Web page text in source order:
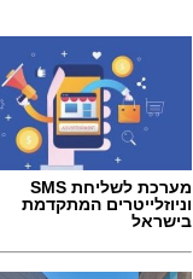
מערכת לשליחת SMS
וניוזלייטרים המתקדמת
בישראל